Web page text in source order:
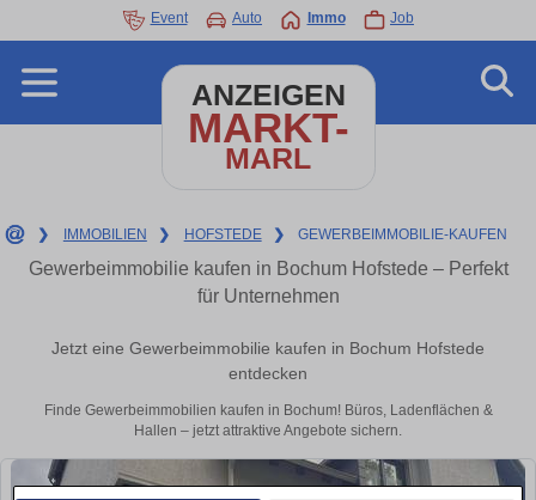
Event Auto Immo Job
ANZEIGEN
MARKT-
MARL
❯ IMMOBILIEN ❯ HOFSTEDE ❯ GEWERBEIMMOBILIE-KAUFEN
Gewerbeimmobilie kaufen in Bochum Hofstede – Perfekt
für Unternehmen
Jetzt eine Gewerbeimmobilie kaufen in Bochum Hofstede
entdecken
Finde Gewerbeimmobilien kaufen in Bochum! Büros, Ladenflächen &
Hallen – jetzt attraktive Angebote sichern.